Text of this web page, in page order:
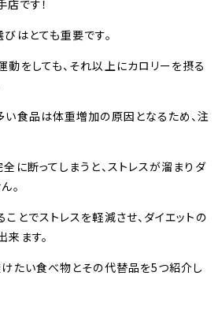
です！
はとても重要です。
動をしても、それ以上にカロリーを摂る
い食品は体重増加の原因となるため、注
に断ってしまうと、ストレスが溜まりダ
。
とでストレスを軽減させ、ダイエットの
ます。
けたい食べ物とその代替品を5つ紹介し